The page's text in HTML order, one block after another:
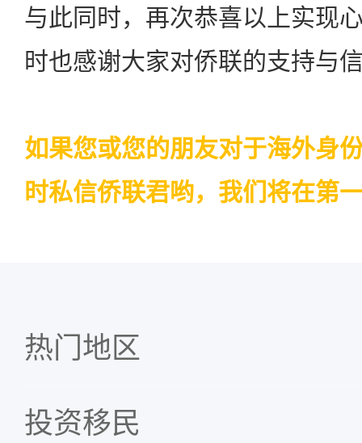
与此同时，再次恭喜以上实现
时也感谢大家对侨联的支持与
如果您或您的朋友对于海外身
时私信侨联君哟，我们将在第
热门地区
投资移民